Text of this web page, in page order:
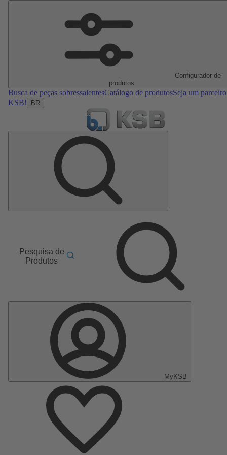
Configurador de
produtos
Busca de peças sobressalentesCatálogo de produtosSeja um parceiro
KSB!
BR
Pesquisa de
Produtos
MyKSB